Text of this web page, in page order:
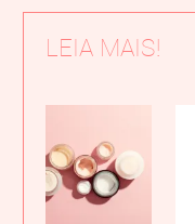
LEIA MAIS!